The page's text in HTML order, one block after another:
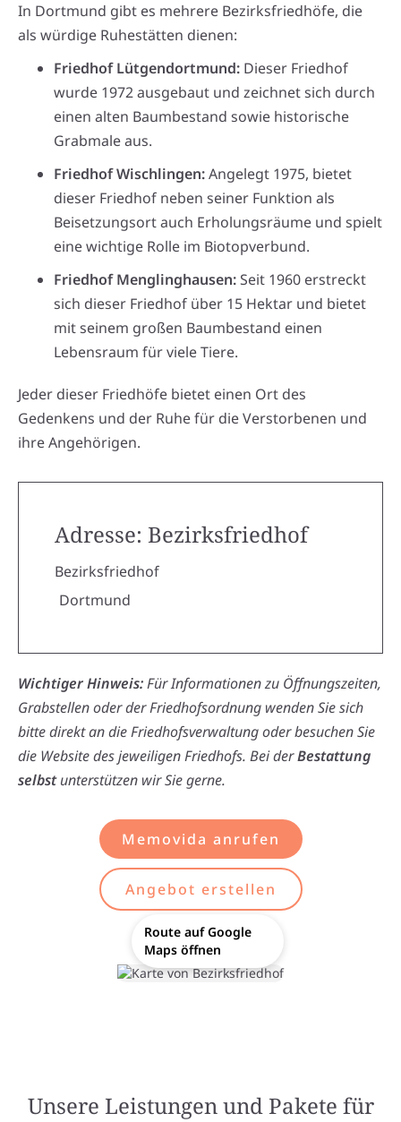
In Dortmund gibt es mehrere Bezirksfriedhöfe, die
als würdige Ruhestätten dienen:
Friedhof Lütgendortmund: Dieser Friedhof
wurde 1972 ausgebaut und zeichnet sich durch
einen alten Baumbestand sowie historische
Grabmale aus.
Friedhof Wischlingen:Angelegt 1975, bietet
dieser Friedhof neben seiner Funktion als
Beisetzungsort auch Erholungsräume und spielt
eine wichtige Rolle im Biotopverbund.
Friedhof Menglinghausen:Seit 1960 erstreckt
sich dieser Friedhof über 15 Hektar und bietet
mit seinem großen Baumbestand einen
Lebensraum für viele Tiere.
Jeder dieser Friedhöfe bietet einen Ort des
Gedenkens und der Ruhe für die Verstorbenen und
ihre Angehörigen.
Adresse: Bezirksfriedhof
Bezirksfriedhof
Dortmund
Wichtiger Hinweis:Für Informationen zu Öffnungszeiten,
Grabstellen oder der Friedhofsordnung wenden Sie sich
bitte direkt an die Friedhofsverwaltung oder besuchen Sie
die Website des jeweiligen Friedhofs. Bei derBestattung
selbstunterstützen wir Sie gerne.
Memovida anrufen
Angebot erstellen
Route auf Google
Maps öffnen
Unsere Leistungen und Pakete für